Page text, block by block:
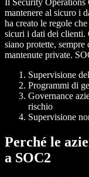
Il Security Operations
mantenere al sicuro i
ha creato le regole
sicuri i dati dei clienti.
siano protette,
mantenute private.
Supervisione
Programmi di
Governance
rischio
Supervisione
Perché le
a SOC2